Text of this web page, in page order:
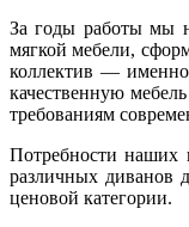
За годы работы мы
мягкой мебели,
коллектив — именно
качественную
требованиям
Потребности наших
различных диванов
ценовой категории.